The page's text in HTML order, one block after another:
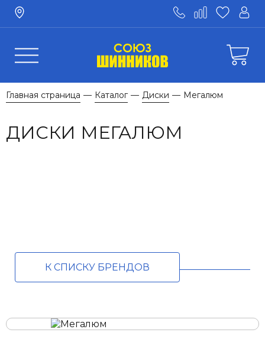
Главная страница — Каталог — Диски — Мегалюм
ДИСКИ МЕГАЛЮМ
К СПИСКУ БРЕНДОВ